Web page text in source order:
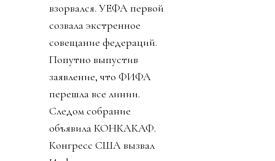
взорвался. УЕФА первой
созвала экстренное
совещание федераций.
Попутно выпустив
заявление, что ФИФА
перешла все линии.
Следом собрание
объявила КОНКАКАФ.
Конгресс США вызвал